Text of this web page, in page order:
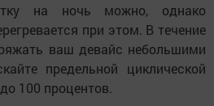
на ночь можно, однако
при этом. В течение
ваш девайс небольшими
предельной циклической
100 процентов.